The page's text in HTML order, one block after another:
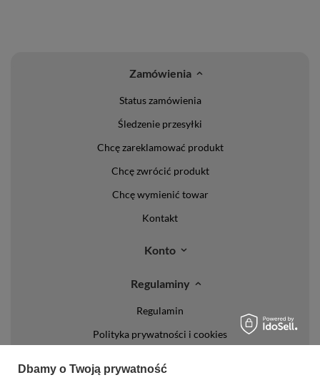
Zamówienia
Status zamówienia
Śledzenie przesyłki
Chcę zareklamować produkt
Chcę zwrócić produkt
Chcę wymienić towar
Kontakt
Konto
Regulaminy
Regulamin
Polityka prywatności i cookies
Dbamy o Twoją prywatność